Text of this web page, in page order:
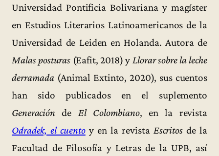
Universidad Pontificia Bolivariana y magíster
en Estudios Literarios Latinoamericanos de la
Universidad de Leiden en Holanda. Autora de
Malas posturas (Eafit, 2018) y Llorar sobre la leche
derramada (Animal Extinto, 2020), sus cuentos
han sido publicados en el suplemento
Generación de El Colombiano, en la revista
Odradek, el cuentoy en la revista Escritosde la
Facultad de Filosofía y Letras de la UPB, así